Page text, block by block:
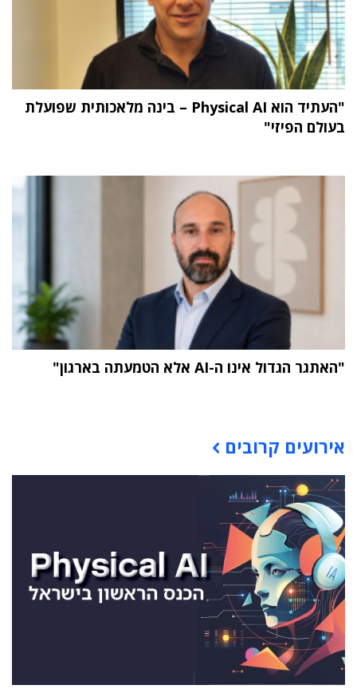
"העתיד הוא Physical AI – בינה מלאכותית שפועלת
בעולם הפיזי"
"האתגר הגדול אינו ה-AI אלא הטמעתה בארגון"
אירועים קרובים